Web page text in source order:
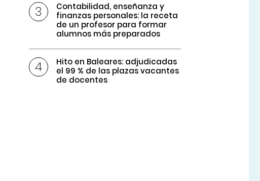
Contabilidad, enseñanza y
finanzas personales: la receta
de un profesor para formar
alumnos más preparados
Hito en Baleares: adjudicadas
el 99 % de las plazas vacantes
de docentes